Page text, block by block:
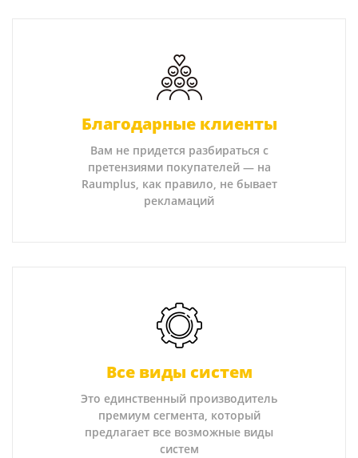
Благодарные клиенты
Вам не придется разбираться с
претензиями покупателей — на
Raumplus, как правило, не бывает
рекламаций
Все виды систем
Это единственный производитель
премиум сегмента, который
предлагает все возможные виды
систем